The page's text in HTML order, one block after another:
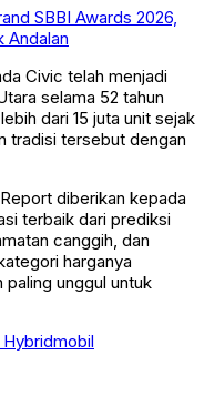
SBBI Awards 2026,
Andalan
Civic telah menjadi
selama 52 tahun
dari 15 juta unit sejak
tradisi tersebut dengan
diberikan kepada
terbaik dari prediksi
canggih, dan
harganya
paling unggul untuk
mobil